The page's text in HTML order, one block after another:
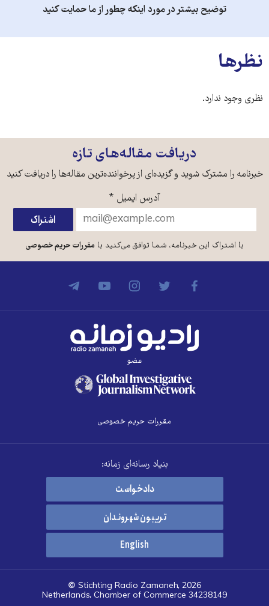
توضیح بیشتر در مورد اینکه چطور از ما حمایت کنید
نظرها
نظری وجود ندارد.
دریافت مقاله‌های تازه
خبرنامه را مشترک شوید و گزیده‌ای از پرخواننده‌ترین مقاله‌ها را دریافت کنید
آدرس ایمیل *
با اشتراک این خبرنامه، شما توافق می‌کنید بامقررات حریم خصوصی
عضو
مقررات حریم خصوصی
بنیاد رسانه‌ای زمانه:
دادخواست
تریبون شهروندان
English
© Stichting Radio Zamaneh, 2026
Netherlands, Chamber of Commerce 34238149